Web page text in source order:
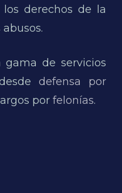
derechos de la
gama de servicios
defensa por
por felonías.